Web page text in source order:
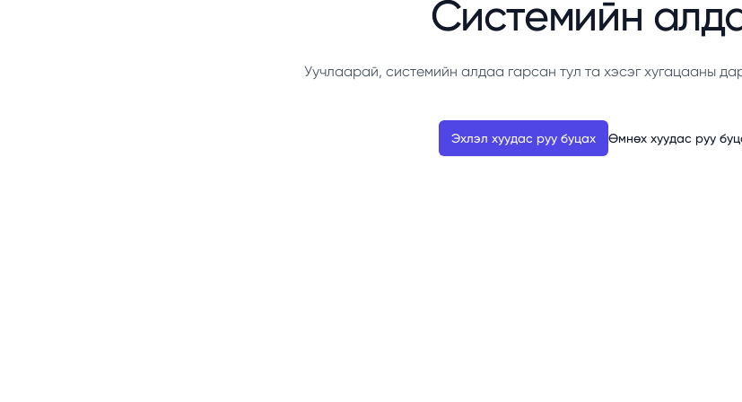
Системийн
Уучлаарай, системийн алдаа гарсан тул та хэсэг хугацааны
Эхлэл хуудас руу буцах Өмнөх хуудас руу